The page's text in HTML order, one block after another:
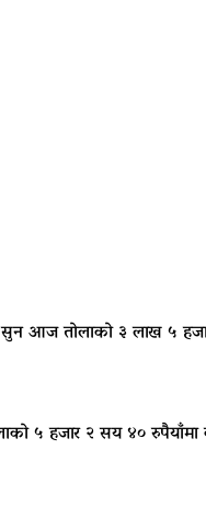
तोलाको ३ लाख ५
हजार २ सय ४० रुपैयाँमा